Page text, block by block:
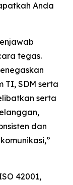
Anda
tegas.
TI, SDM serta
serta
dan
42001,